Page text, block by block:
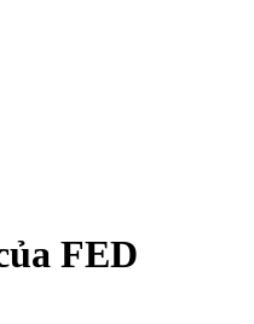
FED